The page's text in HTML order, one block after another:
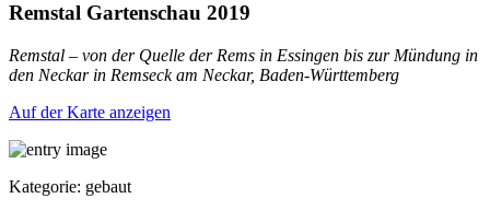
Remstal Gartenschau 2019
Remstal – von der Quelle der Rems in Essingen bis zur Mündung in
den Neckar in Remseck am Neckar, Baden-Württemberg
Auf der Karte anzeigen
Kategorie: gebaut